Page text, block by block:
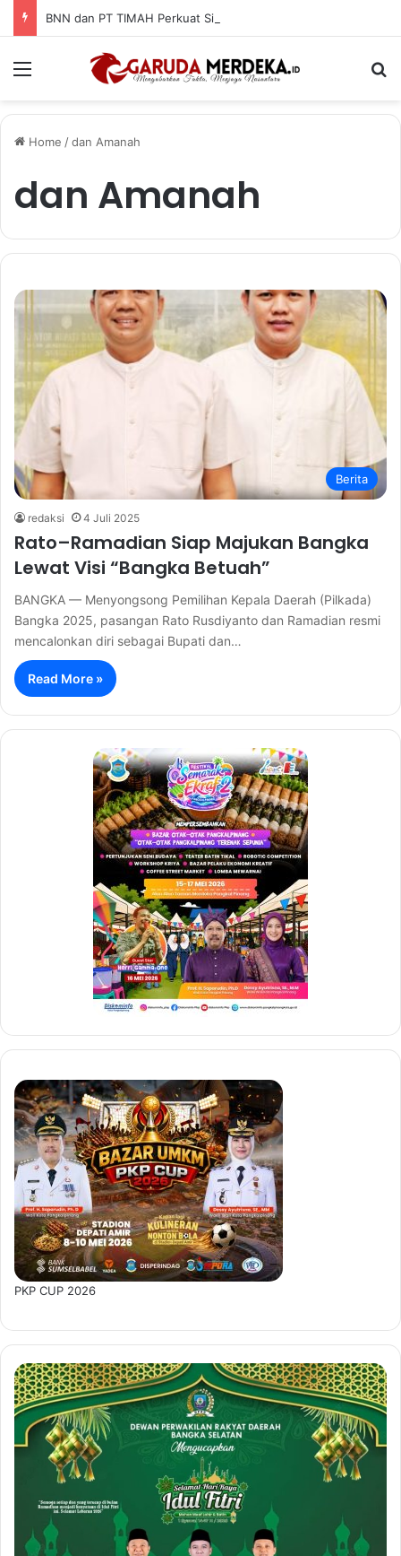
Menu
Home /dan Amanah
dan Amanah
Berita
redaksi 4 Juli 2025
Rato–Ramadian Siap Majukan Bangka
Lewat Visi “Bangka Betuah”
BANGKA — Menyongsong Pemilihan Kepala Daerah (Pilkada)
Bangka 2025, pasangan Rato Rusdiyanto dan Ramadian resmi
mencalonkan diri sebagai Bupati dan…
Read More »
PKP CUP 2026